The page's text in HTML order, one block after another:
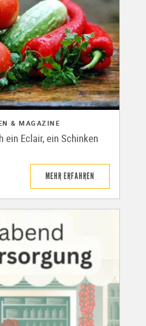
& MAGAZINE
Eclair, ein Schinken
MEHR ERFAHREN